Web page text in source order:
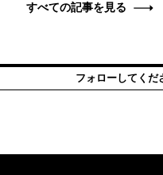
すべての記事を見る
フォローしてくだ